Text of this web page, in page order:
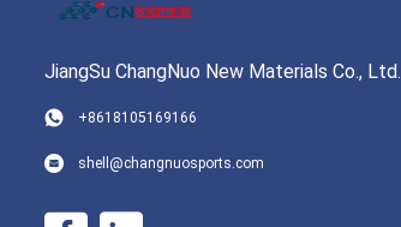
JiangSu ChangNuo New Materials Co., Ltd.
+8618105169166
shell@changnuosports.com